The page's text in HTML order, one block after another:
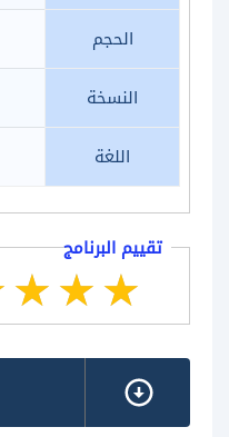
الحجم
النسخة
اللغة
تقييم البرنامج